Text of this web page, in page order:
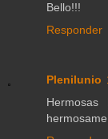
Bello!!!
Responder
Plenilunio